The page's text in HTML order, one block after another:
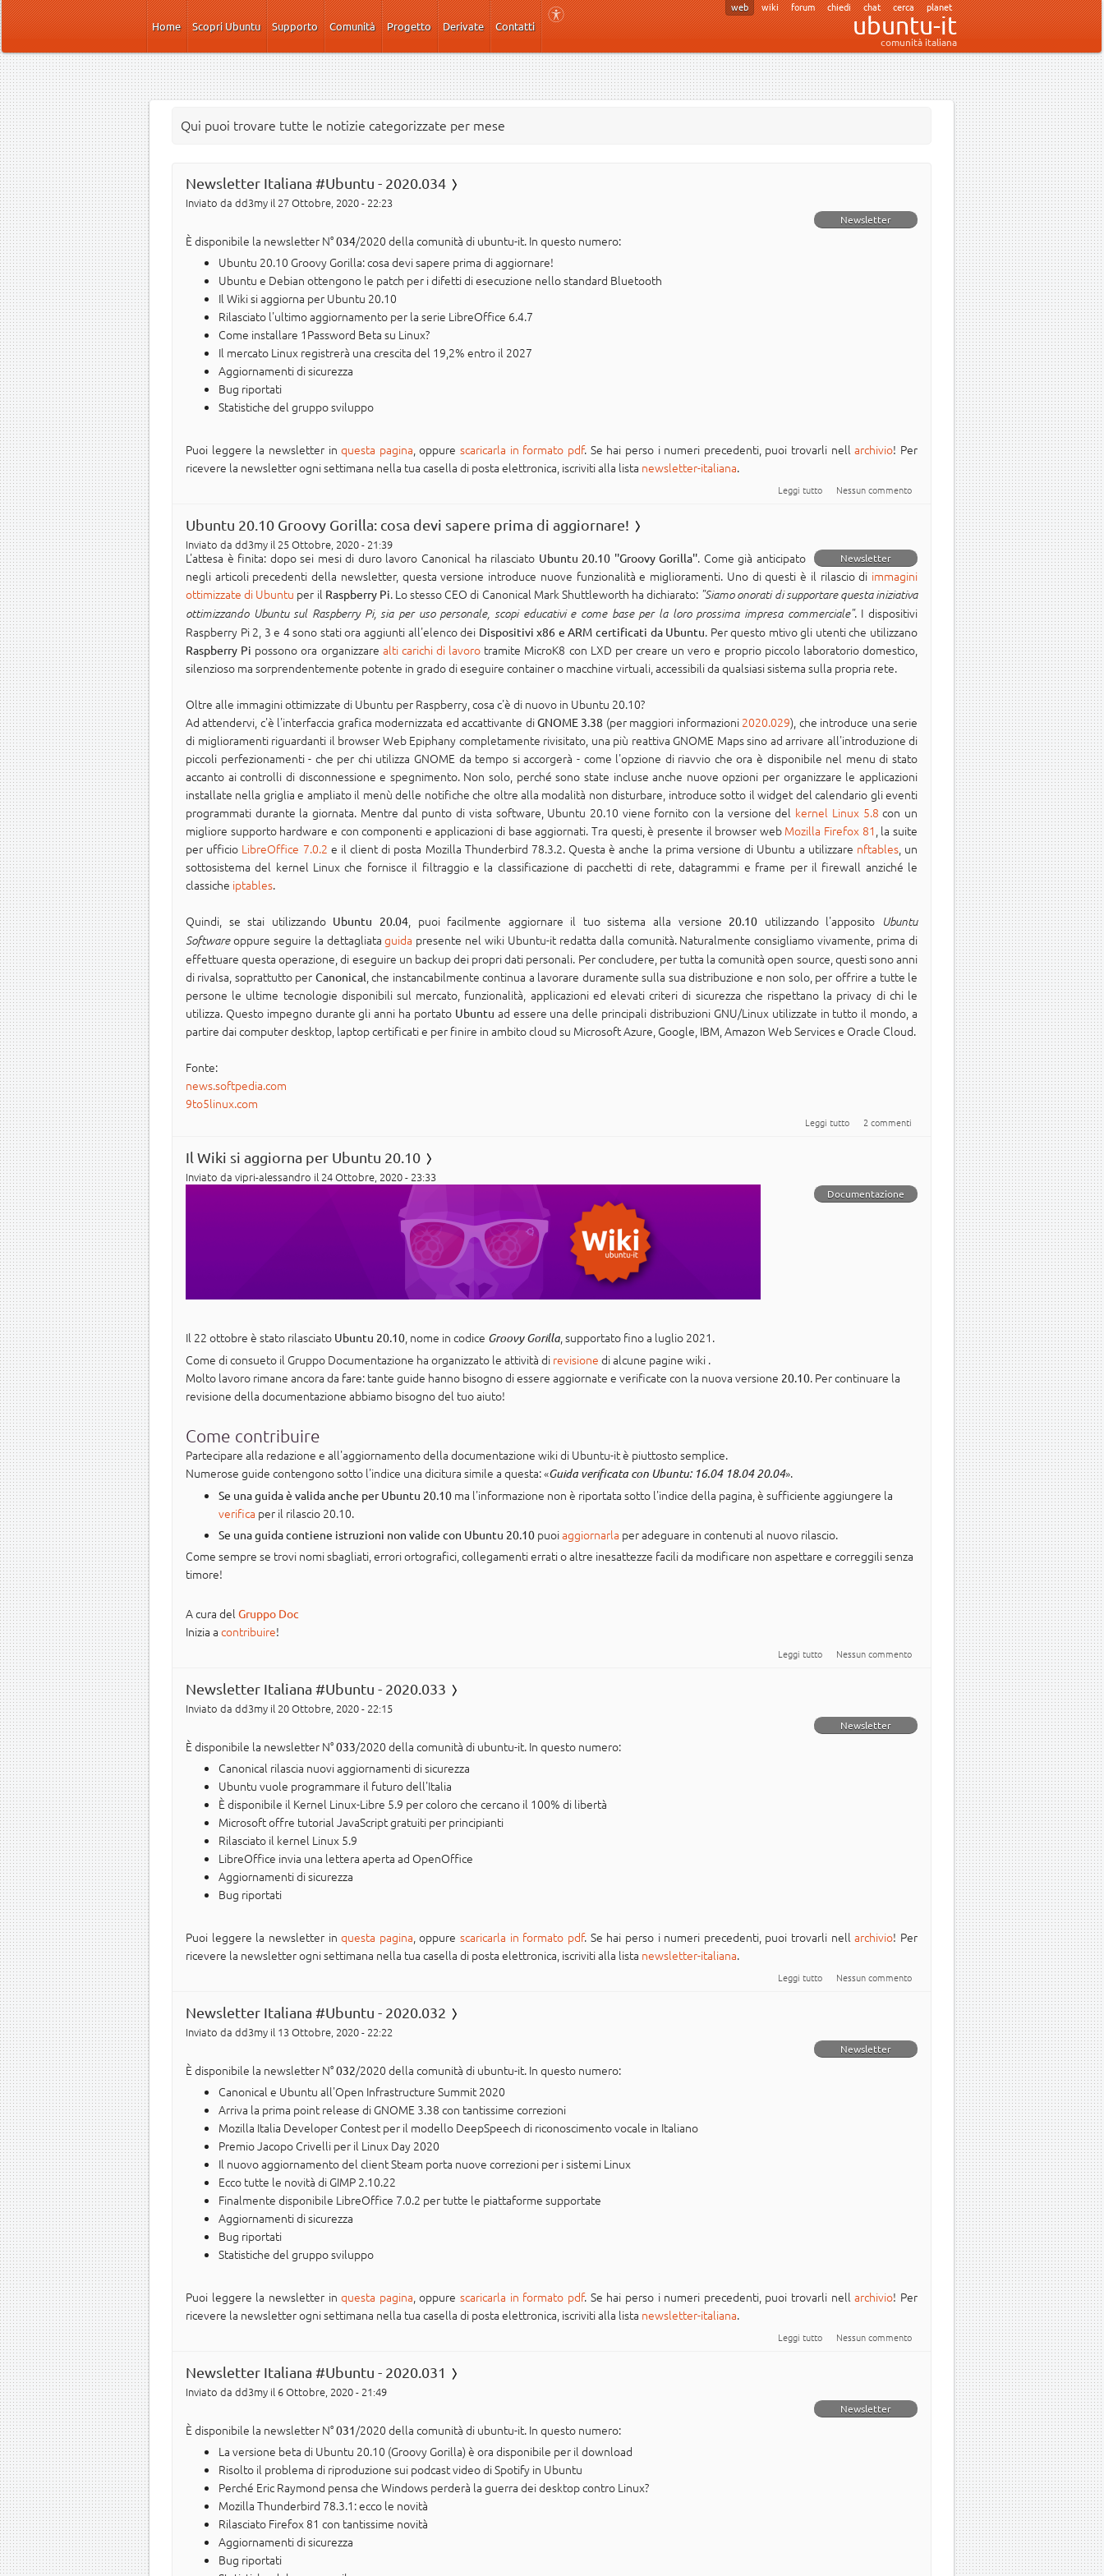
Salta al contenuto principale
Home
Scopri Ubuntu Supporto Comunità Progetto Derivate Contatti
web wiki forum chiedi chat cerca planet
ubuntu-it
comunità italiana
Qui puoi trovare tutte le notizie categorizzate per mese
Newsletter Italiana #Ubuntu - 2020.034
Inviato da dd3my il 27 Ottobre, 2020 - 22:23
Newsletter
È disponibile la newsletter N°034/2020 della comunità di ubuntu-it. In questo numero:
Ubuntu 20.10 Groovy Gorilla: cosa devi sapere prima di aggiornare!
Ubuntu e Debian ottengono le patch per i difetti di esecuzione nello standard Bluetooth
Il Wiki si aggiorna per Ubuntu 20.10
Rilasciato l'ultimo aggiornamento per la serie LibreOffice 6.4.7
Come installare 1Password Beta su Linux?
Il mercato Linux registrerà una crescita del 19,2% entro il 2027
Aggiornamenti di sicurezza
Bug riportati
Statistiche del gruppo sviluppo
Puoi leggere la newsletter inquesta pagina, oppurescaricarla in formato pdf. Se hai perso i numeri precedenti, puoi trovarli nellarchivio! Per
ricevere la newsletter ogni settimana nella tua casella di posta elettronica, iscriviti alla lista newsletter-italiana.
Leggi tutto su Newsletter Italiana #Ubuntu - 2020.034
Nessun commento
Ubuntu 20.10 Groovy Gorilla: cosa devi sapere prima di aggiornare!
Inviato da dd3my il 25 Ottobre, 2020 - 21:39
Newsletter
L'attesa è finita: dopo sei mesi di duro lavoro Canonical ha rilasciato Ubuntu 20.10 ''Groovy Gorilla''. Come già anticipato
negli articoli precedenti della newsletter, questa versione introduce nuove funzionalità e miglioramenti. Uno di questi è il rilascio di immagini
ottimizzate di Ubuntu per il Raspberry Pi. Lo stesso CEO di Canonical Mark Shuttleworth ha dichiarato: "Siamo onorati di supportare questa iniziativa
ottimizzando Ubuntu sul Raspberry Pi, sia per uso personale, scopi educativi e come base per la loro prossima impresa commerciale". I dispositivi
Raspberry Pi 2, 3 e 4 sono stati ora aggiunti all'elenco dei Dispositivi x86 e ARM certificati da Ubuntu. Per questo mtivo gli utenti che utilizzano
Raspberry Pi possono ora organizzare alti carichi di lavoro tramite MicroK8 con LXD per creare un vero e proprio piccolo laboratorio domestico,
silenzioso ma sorprendentemente potente in grado di eseguire container o macchine virtuali, accessibili da qualsiasi sistema sulla propria rete.
Oltre alle immagini ottimizzate di Ubuntu per Raspberry, cosa c'è di nuovo in Ubuntu 20.10?
Ad attendervi, c'è l'interfaccia grafica modernizzata ed accattivante diGNOME 3.38 (per maggiori informazioni 2020.029), che introduce una serie
di miglioramenti riguardanti il browser Web Epiphany completamente rivisitato, una più reattiva GNOME Maps sino ad arrivare all'introduzione di
piccoli perfezionamenti - che per chi utilizza GNOME da tempo si accorgerà - come l'opzione di riavvio che ora è disponibile nel menu di stato
accanto ai controlli di disconnessione e spegnimento. Non solo, perché sono state incluse anche nuove opzioni per organizzare le applicazioni
installate nella griglia e ampliato il menù delle notifiche che oltre alla modalità non disturbare, introduce sotto il widget del calendario gli eventi
programmati durante la giornata. Mentre dal punto di vista software, Ubuntu 20.10 viene fornito con la versione del kernel Linux 5.8 con un
migliore supporto hardware e con componenti e applicazioni di base aggiornati. Tra questi, è presente il browser web Mozilla Firefox 81 , la suite
per ufficio LibreOffice 7.0.2 e il client di posta Mozilla Thunderbird 78.3.2. Questa è anche la prima versione di Ubuntu a utilizzare nftables, un
sottosistema del kernel Linux che fornisce il filtraggio e la classificazione di pacchetti di rete, datagrammi e frame per il firewall anziché le
classiche iptables.
Quindi, se stai utilizzando Ubuntu 20.04, puoi facilmente aggiornare il tuo sistema alla versione 20.10 utilizzando l'apposito
Ubuntu
Softwareoppure seguire la dettagliataguida presente nel wiki Ubuntu-it redatta dalla comunità. Naturalmente consigliamo vivamente, prima di
effettuare questa operazione, di eseguire un backup dei propri dati personali. Per concludere, per tutta la comunità open source, questi sono anni
di rivalsa, soprattutto per Canonical, che instancabilmente continua a lavorare duramente sulla sua distribuzione e non solo, per offrire a tutte le
persone le ultime tecnologie disponibili sul mercato, funzionalità, applicazioni ed elevati criteri di sicurezza che rispettano la privacy di chi le
utilizza. Questo impegno durante gli anni ha portato Ubuntu ad essere una delle principali distribuzioni GNU/Linux utilizzate in tutto il mondo, a
partire dai computer desktop, laptop certificati e per finire in ambito cloud su Microsoft Azure, Google, IBM, Amazon Web Services e Oracle Cloud.
Fonte:
news.softpedia.com
9to5linux.com
Leggi tutto su Ubuntu 20.10 Groovy Gorilla: cosa devi sapere prima di
2 commenti
Il Wiki si aggiorna per Ubuntu 20.10
Inviato da vipri-alessandro il 24 Ottobre, 2020 - 23:33
Documentazione
Il 22 ottobre è stato rilasciato Ubuntu 20.10, nome in codice Groovy Gorilla, supportato fino a luglio 2021.
Come di consueto il Gruppo Documentazione ha organizzato le attività di revisione di alcune pagine wiki .
Molto lavoro rimane ancora da fare: tante guide hanno bisogno di essere aggiornate e verificate con la nuova versione 20.10. Per continuare la
revisione della documentazione abbiamo bisogno del tuo aiuto!
Come contribuire
Partecipare alla redazione e all'aggiornamento della documentazione wiki di Ubuntu-it è piuttosto semplice.
Numerose guide contengono sotto l'indice una dicitura simile a questa: «Guida verificata con Ubuntu: 16.04 18.04 20.04».
Se una guida è valida anche per Ubuntu 20.10 ma l'informazione non è riportata sotto l'indice della pagina, è sufficiente aggiungere la
verifica per il rilascio 20.10.
Se una guida contiene istruzioni non valide con Ubuntu 20.10 puoiaggiornarla per adeguare in contenuti al nuovo rilascio.
Come sempre se trovi nomi sbagliati, errori ortografici, collegamenti errati o altre inesattezze facili da modificare non aspettare e correggili senza
timore!
A cura del Gruppo Doc
Inizia a contribuire!
Leggi tutto su Il Wiki si aggiorna per Ubuntu 20.10
Nessun commento
Newsletter Italiana #Ubuntu - 2020.033
Inviato da dd3my il 20 Ottobre, 2020 - 22:15
Newsletter
È disponibile la newsletter N°033/2020 della comunità di ubuntu-it. In questo numero:
Canonical rilascia nuovi aggiornamenti di sicurezza
Ubuntu vuole programmare il futuro dell'Italia
È disponibile il Kernel Linux-Libre 5.9 per coloro che cercano il 100% di libertà
Microsoft offre tutorial JavaScript gratuiti per principianti
Rilasciato il kernel Linux 5.9
LibreOffice invia una lettera aperta ad OpenOffice
Aggiornamenti di sicurezza
Bug riportati
Puoi leggere la newsletter inquesta pagina, oppurescaricarla in formato pdf. Se hai perso i numeri precedenti, puoi trovarli nellarchivio! Per
ricevere la newsletter ogni settimana nella tua casella di posta elettronica, iscriviti alla lista newsletter-italiana.
Leggi tutto su Newsletter Italiana #Ubuntu - 2020.033
Nessun commento
Newsletter Italiana #Ubuntu - 2020.032
Inviato da dd3my il 13 Ottobre, 2020 - 22:22
Newsletter
È disponibile la newsletter N°032/2020 della comunità di ubuntu-it. In questo numero:
Canonical e Ubuntu all'Open Infrastructure Summit 2020
Arriva la prima point release di GNOME 3.38 con tantissime correzioni
Mozilla Italia Developer Contest per il modello DeepSpeech di riconoscimento vocale in Italiano
Premio Jacopo Crivelli per il Linux Day 2020
Il nuovo aggiornamento del client Steam porta nuove correzioni per i sistemi Linux
Ecco tutte le novità di GIMP 2.10.22
Finalmente disponibile LibreOffice 7.0.2 per tutte le piattaforme supportate
Aggiornamenti di sicurezza
Bug riportati
Statistiche del gruppo sviluppo
Puoi leggere la newsletter inquesta pagina, oppurescaricarla in formato pdf. Se hai perso i numeri precedenti, puoi trovarli nellarchivio! Per
ricevere la newsletter ogni settimana nella tua casella di posta elettronica, iscriviti alla lista newsletter-italiana.
Leggi tutto su Newsletter Italiana #Ubuntu - 2020.032
Nessun commento
Newsletter Italiana #Ubuntu - 2020.031
Inviato da dd3my il 6 Ottobre, 2020 - 21:49
Newsletter
È disponibile la newsletter N°031/2020 della comunità di ubuntu-it. In questo numero:
La versione beta di Ubuntu 20.10 (Groovy Gorilla) è ora disponibile per il download
Risolto il problema di riproduzione sui podcast video di Spotify in Ubuntu
Perché Eric Raymond pensa che Windows perderà la guerra dei desktop contro Linux?
Mozilla Thunderbird 78.3.1: ecco le novità
Rilasciato Firefox 81 con tantissime novità
Aggiornamenti di sicurezza
Bug riportati